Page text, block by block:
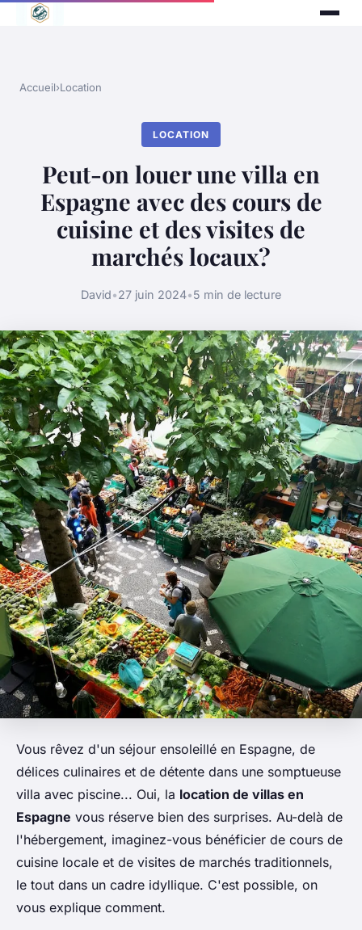
Accueil›Location
LOCATION
Peut-on louer une villa en
Espagne avec des cours de
cuisine et des visites de
marchés locaux?
David•27 juin 2024•5 min de lecture
Vous rêvez d'un séjour ensoleillé en Espagne, de
délices culinaires et de détente dans une somptueuse
villa avec piscine... Oui, la location de villas en
Espagne vous réserve bien des surprises. Au-delà de
l'hébergement, imaginez-vous bénéficier de cours de
cuisine locale et de visites de marchés traditionnels,
le tout dans un cadre idyllique. C'est possible, on
vous explique comment.